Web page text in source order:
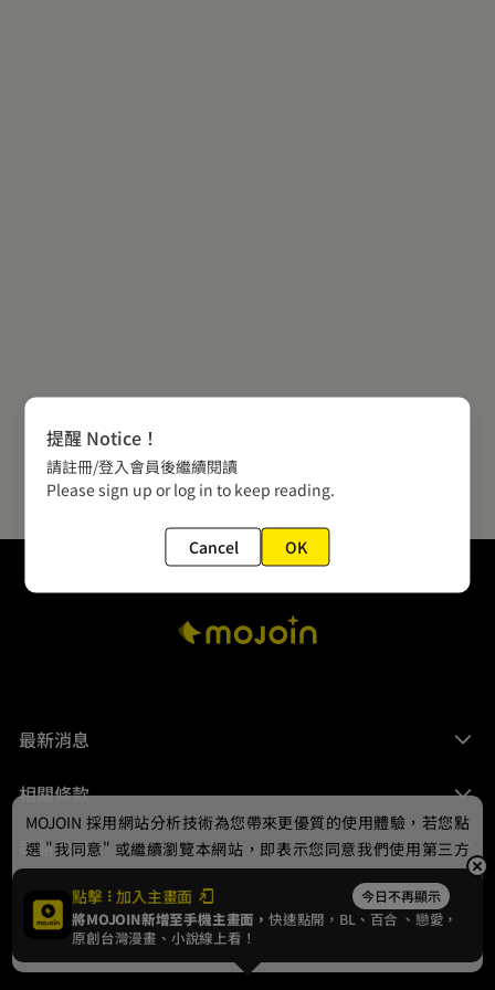
最新消息
相關條款
聯絡我們
© 2024 gamania Digital Entertainment Co., Ltd.
點擊 加入主畫面 今日不再顯示
將MOJOIN新增至手機主畫面，快速點開，BL、 百合 、戀愛，
原創台灣漫畫、小說線上看！
MOJOIN 採用網站分析技術為您帶來更優質的使用體驗，若您點
選 "我同意" 或繼續瀏覽本網站，即表示您同意我們使用第三方
Cookie，欲瞭解更多資訊請見隱私權政策。
我同意
提醒 Notice！
請註冊/登入會員後繼續閱讀
Please sign up or log in to keep reading.
Cancel OK